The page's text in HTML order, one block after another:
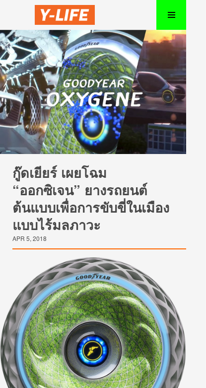
กู๊ดเยียร์ เผยโฉม
“ออกซิเจน” ยางรถยนต์
ต้นแบบเพื่อการขับขี่ในเมือง
แบบไร้มลภาวะ
APR 5, 2018